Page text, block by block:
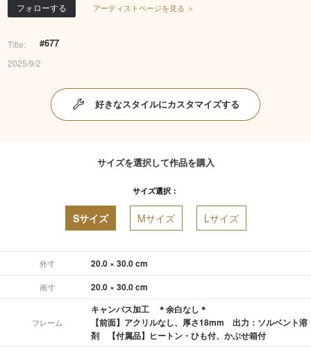
フォローする アーティストページを見る ＞
Title: #677
2025/9/2
好きなスタイルにカスタマイズする
サイズを選択して作品を購入
サイズ選択：
Sサイズ Mサイズ Lサイズ
外寸 20.0 × 30.0 cm
画寸 20.0 × 30.0 cm
フレーム
キャンバス加工 ＊余白なし＊
【前面】アクリルなし、厚さ18mm 出力：ソルベント溶
剤 【付属品】ヒートン・ひも付、かぶせ箱付